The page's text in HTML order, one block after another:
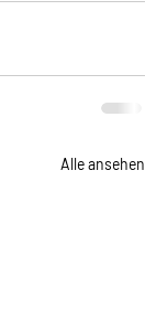
Alle ansehen